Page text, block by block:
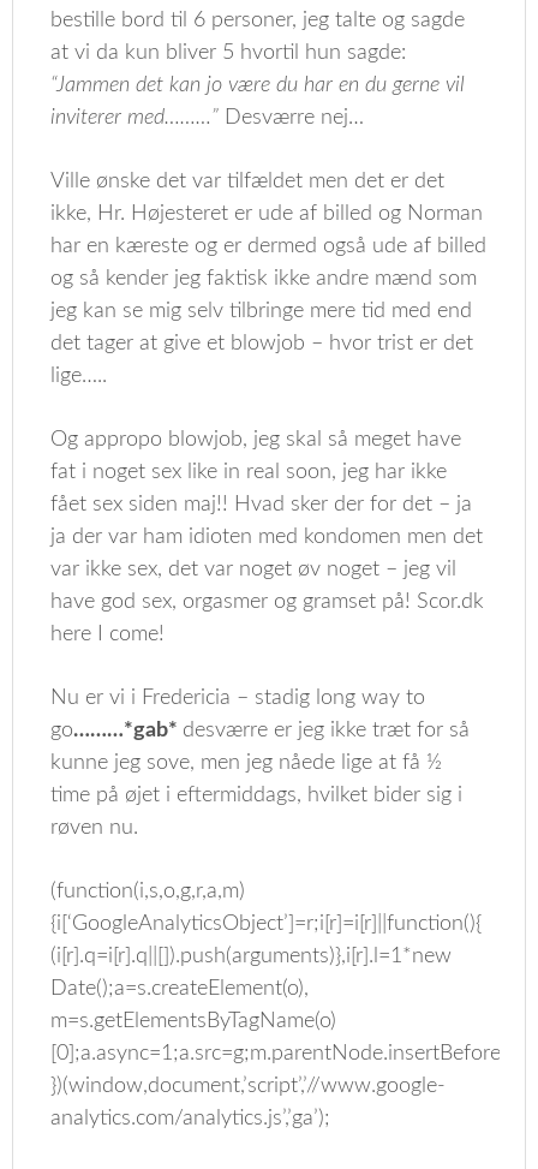
bestille bord til 6 personer, jeg talte og sagde
at vi da kun bliver 5 hvortil hun sagde:
“Jammen det kan jo være du har en du gerne vil
inviterer med………” Desværre nej…
Ville ønske det var tilfældet men det er det
ikke, Hr. Højesteret er ude af billed og Norman
har en kæreste og er dermed også ude af billed
og så kender jeg faktisk ikke andre mænd som
jeg kan se mig selv tilbringe mere tid med end
det tager at give et blowjob – hvor trist er det
lige…..
Og appropo blowjob, jeg skal så meget have
fat i noget sex like in real soon, jeg har ikke
fået sex siden maj!! Hvad sker der for det – ja
ja der var ham idioten med kondomen men det
var ikke sex, det var noget øv noget – jeg vil
have god sex, orgasmer og gramset på! Scor.dk
here I come!
Nu er vi i Fredericia – stadig long way to
go………*gab* desværre er jeg ikke træt for så
kunne jeg sove, men jeg nåede lige at få ½
time på øjet i eftermiddags, hvilket bider sig i
røven nu.
(function(i,s,o,g,r,a,m)
{i[‘GoogleAnalyticsObject’]=r;i[r]=i[r]||function(){
(i[r].q=i[r].q||[]).push(arguments)},i[r].l=1*new
Date();a=s.createElement(o),
m=s.getElementsByTagName(o)
})(window,document,’script’,’//www.google-
analytics.com/analytics.js’,’ga’);